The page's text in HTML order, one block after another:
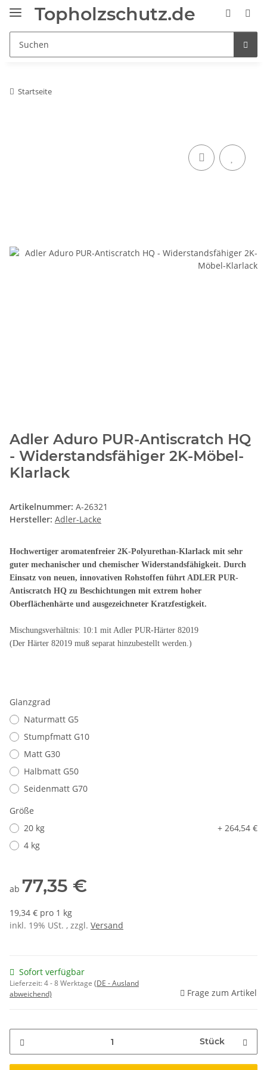
Topholzschutz.de
Startseite
Adler Aduro PUR-Antiscratch HQ
- Widerstandsfähiger 2K-Möbel-
Klarlack
Artikelnummer: A-26321
Hersteller: Adler-Lacke
Hochwertiger aromatenfreier 2K-Polyurethan-Klarlack mit sehr
guter mechanischer und chemischer Widerstandsfähigkeit. Durch
Einsatz von neuen, innovativen Rohstoffen führt ADLER PUR-
Antiscratch HQ zu Beschichtungen mit extrem hoher
Oberflächenhärte und ausgezeichneter Kratzfestigkeit.
Mischungsverhältnis: 10:1 mit Adler PUR-Härter 82019
(Der Härter 82019 muß separat hinzubestellt werden.)
Glanzgrad
Naturmatt G5
Stumpfmatt G10
Matt G30
Halbmatt G50
Seidenmatt G70
Größe
20 kg
+ 264,54 €
4 kg
ab 77,35 €
19,34 € pro 1 kg
inkl. 19% USt. , zzgl. Versand
Sofort verfügbar
Lieferzeit:4 - 8 Werktage (DE - Ausland
abweichend)
Frage zum Artikel
Stück